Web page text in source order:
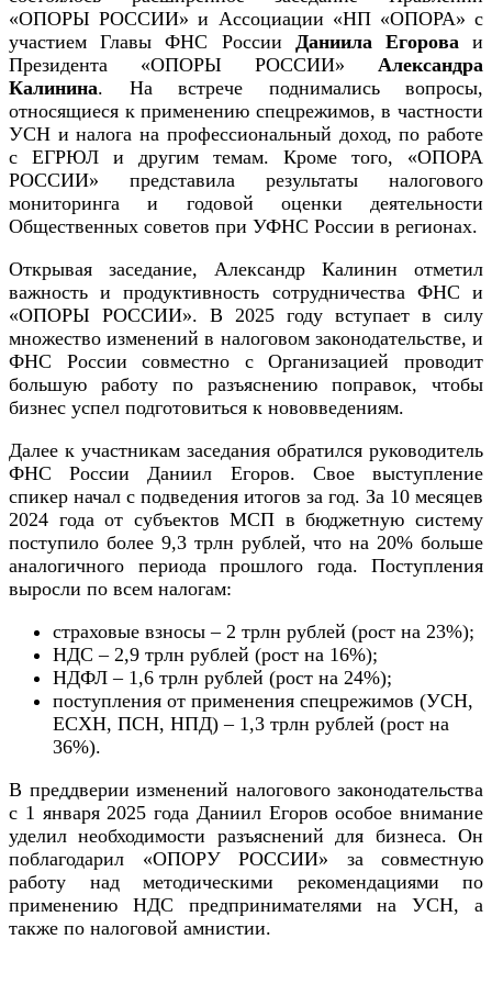
«ОПОРЫ РОССИИ» и Ассоциации «НП «ОПОРА» с
участием Главы ФНС России
Даниила Егорова и
Президента «ОПОРЫ РОССИИ» Александра
Калинина. На встрече поднимались вопросы,
относящиеся к применению спецрежимов, в частности
УСН и налога на профессиональный доход, по работе
с ЕГРЮЛ и другим темам. Кроме того, «ОПОРА
РОССИИ» представила результаты налогового
мониторинга и годовой оценки деятельности
Общественных советов при УФНС России в регионах.
Открывая заседание, Александр Калинин отметил
важность и продуктивность сотрудничества ФНС и
«ОПОРЫ РОССИИ». В 2025 году вступает в силу
множество изменений в налоговом законодательстве, и
ФНС России совместно с Организацией проводит
большую работу по разъяснению поправок, чтобы
бизнес успел подготовиться к нововведениям.
Далее к участникам заседания обратился руководитель
ФНС России Даниил Егоров. Свое выступление
спикер начал с подведения итогов за год. За 10 месяцев
2024 года от субъектов МСП в бюджетную систему
поступило более 9,3 трлн рублей, что на 20% больше
аналогичного периода прошлого года. Поступления
выросли по всем налогам:
страховые взносы – 2 трлн рублей (рост на 23%);
НДС – 2,9 трлн рублей (рост на 16%);
НДФЛ – 1,6 трлн рублей (рост на 24%);
поступления от применения спецрежимов (УСН,
ЕСХН, ПСН, НПД) – 1,3 трлн рублей (рост на
36%).
В преддверии изменений налогового законодательства
с 1 января 2025 года Даниил Егоров особое внимание
уделил необходимости разъяснений для бизнеса. Он
поблагодарил «ОПОРУ РОССИИ» за совместную
работу над методическими рекомендациями по
применению НДС предпринимателями на УСН, а
также по налоговой амнистии.